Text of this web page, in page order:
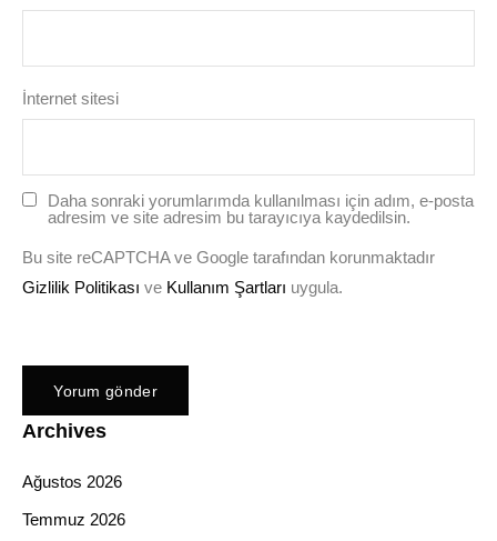
İnternet sitesi
Daha sonraki yorumlarımda kullanılması için adım, e-posta
adresim ve site adresim bu tarayıcıya kaydedilsin.
Bu site reCAPTCHA ve Google tarafından korunmaktadır
Gizlilik Politikası ve Kullanım Şartları uygula.
Archives
Ağustos 2026
Temmuz 2026